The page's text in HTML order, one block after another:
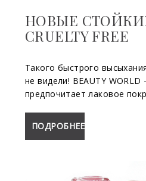
НОВЫЕ
CRUELTY FREE
Такого быстрого
не видели! BEAUTY
предпочитает лаковое
ПОДРОБНЕЕ